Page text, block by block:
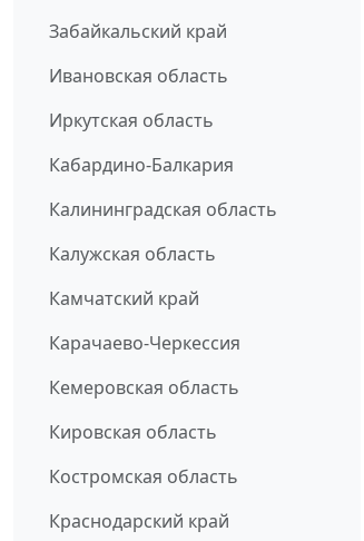
Забайкальский край
Ивановская область
Иркутская область
Кабардино-Балкария
Калининградская область
Калужская область
Камчатский край
Карачаево-Черкессия
Кемеровская область
Кировская область
Костромская область
Краснодарский край